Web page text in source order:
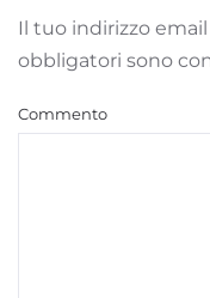
Il tuo indirizzo
obbligatori sono
Commento